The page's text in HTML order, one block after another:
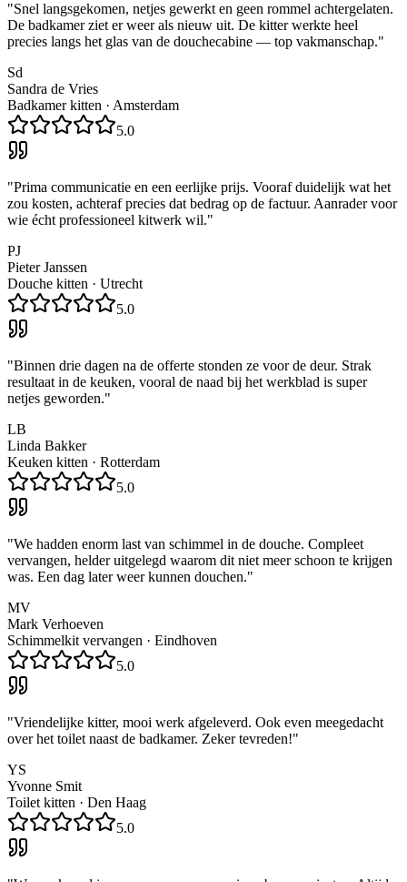
"Snel langsgekomen, netjes gewerkt en geen rommel achtergelaten.
De badkamer ziet er weer als nieuw uit. De kitter werkte heel
precies langs het glas van de douchecabine — top vakmanschap."
Sd
Sandra de Vries
Badkamer kitten · Amsterdam
5.0
"Prima communicatie en een eerlijke prijs. Vooraf duidelijk wat het
zou kosten, achteraf precies dat bedrag op de factuur. Aanrader voor
wie écht professioneel kitwerk wil."
PJ
Pieter Janssen
Douche kitten · Utrecht
5.0
"Binnen drie dagen na de offerte stonden ze voor de deur. Strak
resultaat in de keuken, vooral de naad bij het werkblad is super
netjes geworden."
LB
Linda Bakker
Keuken kitten · Rotterdam
5.0
"We hadden enorm last van schimmel in de douche. Compleet
vervangen, helder uitgelegd waarom dit niet meer schoon te krijgen
was. Een dag later weer kunnen douchen."
MV
Mark Verhoeven
Schimmelkit vervangen · Eindhoven
5.0
"Vriendelijke kitter, mooi werk afgeleverd. Ook even meegedacht
over het toilet naast de badkamer. Zeker tevreden!"
YS
Yvonne Smit
Toilet kitten · Den Haag
5.0